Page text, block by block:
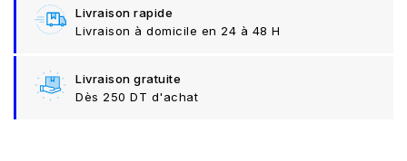
Livraison rapide
Livraison à domicile en 24 à 48 H
Livraison gratuite
Dès 250 DT d'achat